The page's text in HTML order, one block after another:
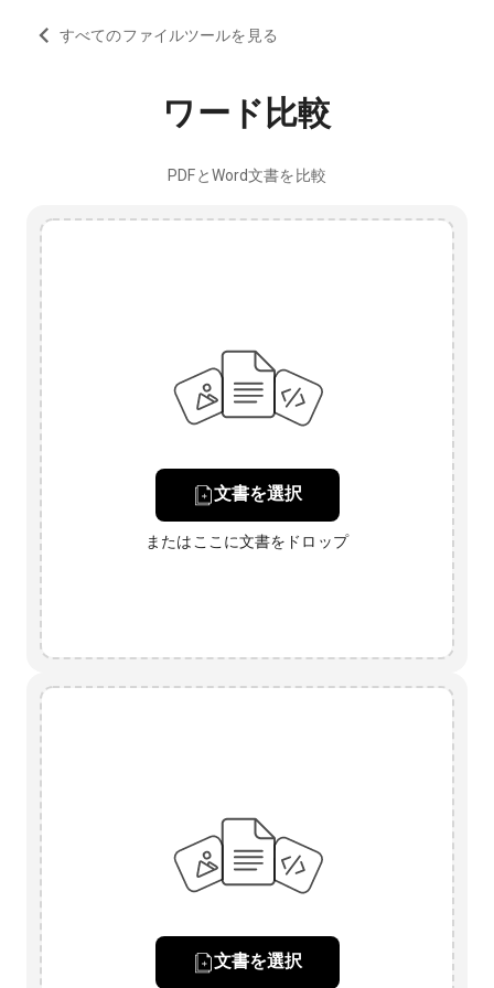
すべてのファイルツールを見る
ワード比較
PDFとWord文書を比較
文書を選択
またはここに文書をドロップ
文書を選択